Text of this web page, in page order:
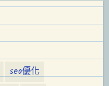
seo優化